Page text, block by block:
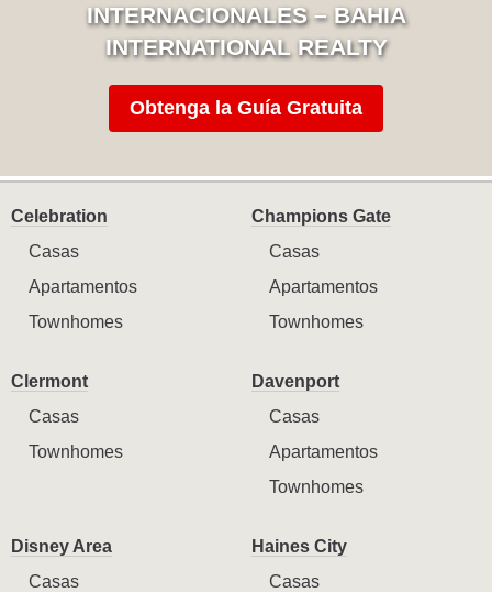
INTERNACIONALES – BAHIA
INTERNATIONAL REALTY
Obtenga la Guía Gratuita
Celebration
Casas
Apartamentos
Townhomes
Champions Gate
Casas
Apartamentos
Townhomes
Clermont
Casas
Townhomes
Davenport
Casas
Apartamentos
Townhomes
Disney Area
Casas
Haines City
Casas